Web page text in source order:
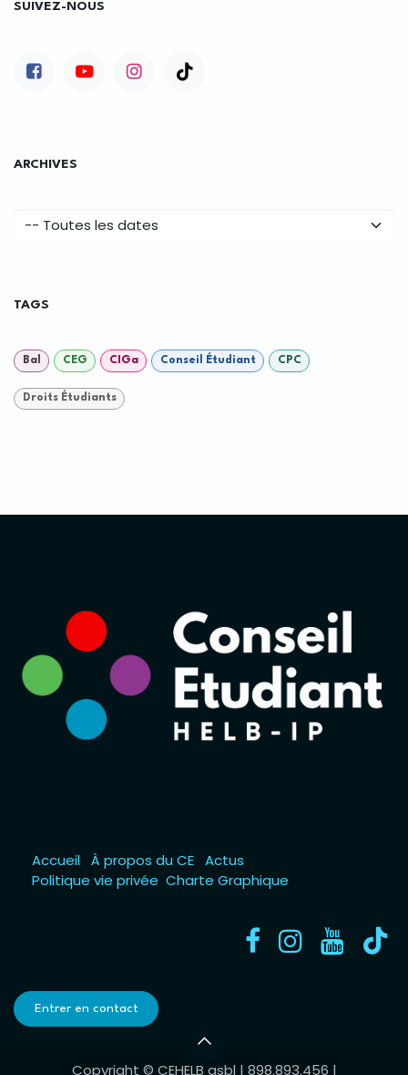
SUIVEZ-NOUS
ARCHIVES
TAGS
Bal CEG CIGa Conseil Étudiant CPC
Droits Étudiants
Accueil À propos du CE Actus
Politique vie privée Charte Graphique
Entrer en contact
Copyright © CEHELB asbl | 898.893.456 |